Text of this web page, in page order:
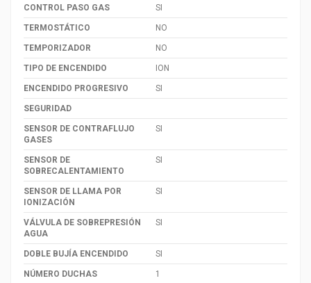
CONTROL PASO GAS SI
TERMOSTÁTICO NO
TEMPORIZADOR NO
TIPO DE ENCENDIDO ION
ENCENDIDO PROGRESIVO SI
SEGURIDAD
SENSOR DE CONTRAFLUJO
GASES
SI
SENSOR DE
SOBRECALENTAMIENTO
SI
SENSOR DE LLAMA POR
IONIZACIÓN
SI
VÁLVULA DE SOBREPRESIÓN
AGUA
SI
DOBLE BUJÍA ENCENDIDO SI
NÚMERO DUCHAS 1